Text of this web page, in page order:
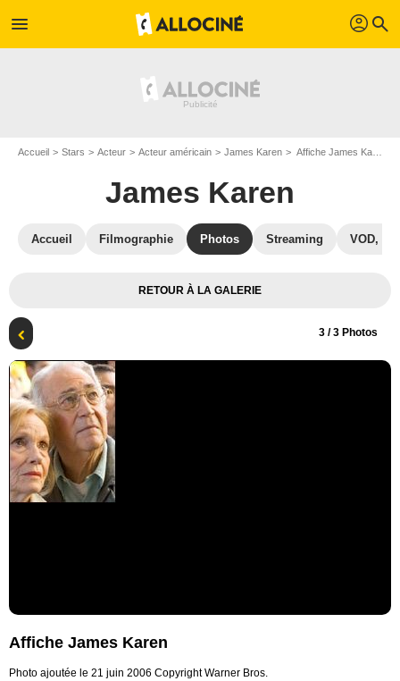
menu profil search
Accueil Stars Acteur Acteur américain James Karen Affiche James Karen
James Karen
Accueil Filmographie Photos Streaming VOD,
RETOUR À LA GALERIE
3 / 3 Photos
Affiche James Karen
Photo ajoutée le 21 juin 2006 Copyright Warner Bros.